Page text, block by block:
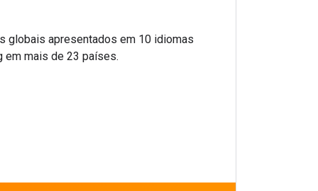
globais apresentados em 10 idiomas
em mais de 23 países.